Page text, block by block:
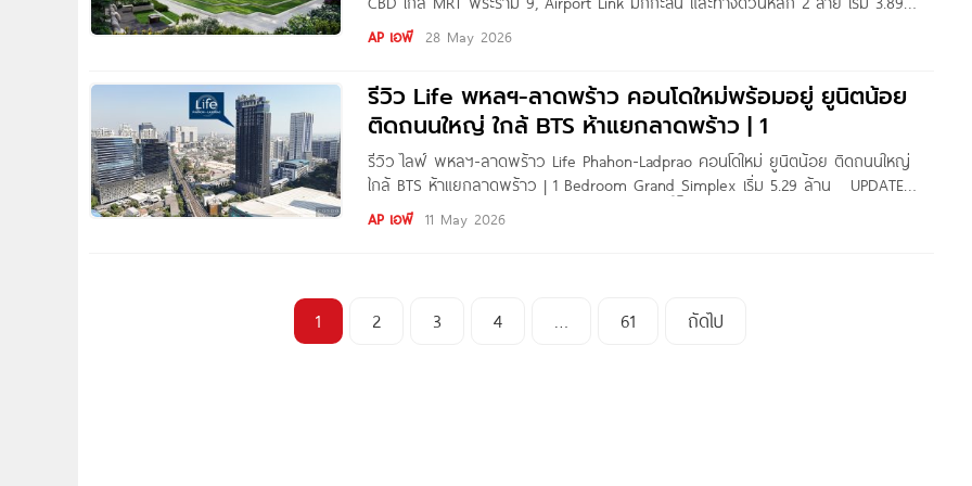
ล้าน* Written by : Pure Thitapa
AP เอพี 28 May 2026
รีวิว Life พหลฯ-ลาดพร้าว คอนโดใหม่พร้อมอยู่ ยูนิตน้อย
ติดถนนใหญ่ ใกล้ BTS ห้าแยกลาดพร้าว | 1
รีวิว ไลฟ์ พหลฯ-ลาดพร้าว Life Phahon-Ladprao คอนโดใหม่ ยูนิตน้อย ติดถนนใหญ่
ใกล้ BTS ห้าแยกลาดพร้าว | 1 Bedroom Grand Simplex เริ่ม 5.29 ล้าน UPDATE
2026 🚨 Rare Item กลางห้าแยกลาดพร้าว! 🏙️ 2 วันเท่านั้น กับโปร
AP เอพี 11 May 2026
1 2 3 4 … 61 ถัดไป